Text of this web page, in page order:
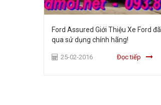
Ford Assured Giới Thiệu Xe Ford đã
qua sử dụng chính hãng!
25-02-2016 Đọc tiếp